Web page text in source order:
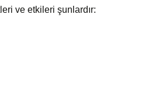
ve etkileri şunlardır:
Etkileri